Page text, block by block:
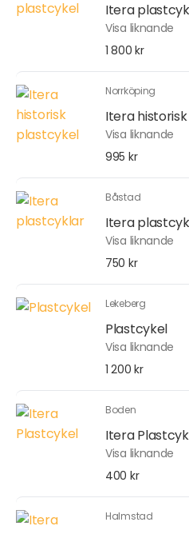
Itera
Visa liknande
1 800 kr
Norrköping
Itera
Visa liknande
995 kr
Båstad
Itera
Visa liknande
750 kr
Lekeberg
Plastcykel
Visa liknande
1 200 kr
Boden
Itera
Visa liknande
400 kr
Halmstad